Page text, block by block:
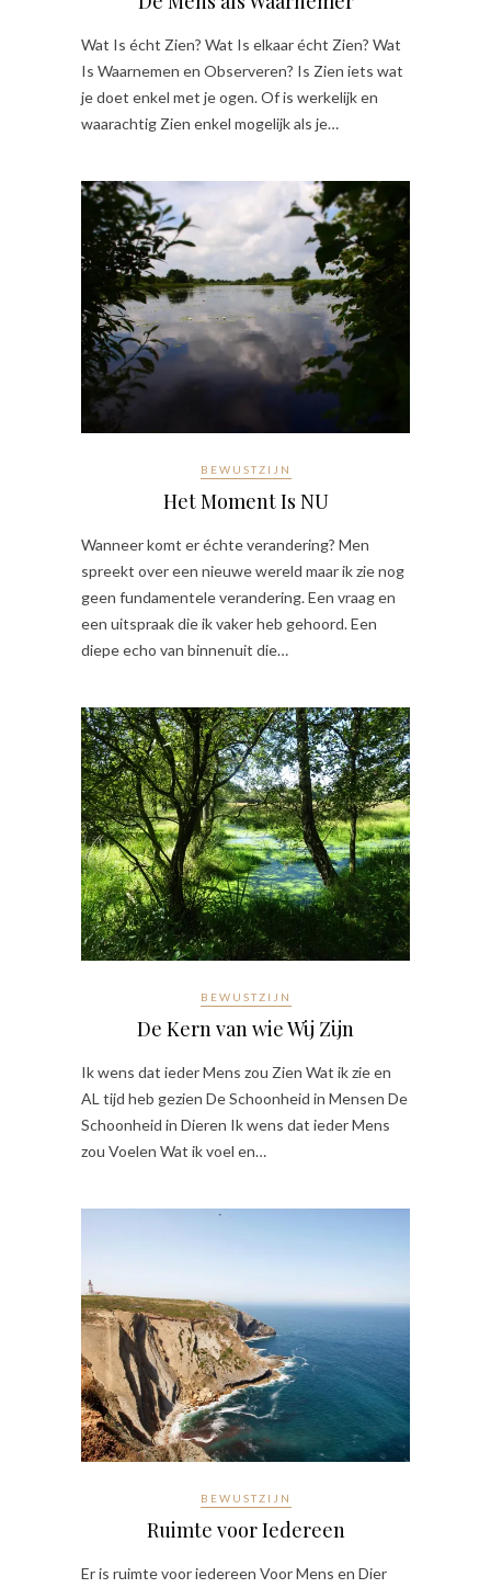
Wat Is écht Zien? Wat Is elkaar écht Zien? Wat
Is Waarnemen en Observeren? Is Zien iets wat
je doet enkel met je ogen. Of is werkelijk en
waarachtig Zien enkel mogelijk als je…
BEWUSTZIJN
Het Moment Is NU
Wanneer komt er échte verandering? Men
spreekt over een nieuwe wereld maar ik zie nog
geen fundamentele verandering. Een vraag en
een uitspraak die ik vaker heb gehoord. Een
diepe echo van binnenuit die…
BEWUSTZIJN
De Kern van wie Wij Zijn
Ik wens dat ieder Mens zou Zien Wat ik zie en
AL tijd heb gezien De Schoonheid in Mensen De
Schoonheid in Dieren Ik wens dat ieder Mens
zou Voelen Wat ik voel en…
BEWUSTZIJN
Ruimte voor Iedereen
Er is ruimte voor iedereen Voor Mens en Dier